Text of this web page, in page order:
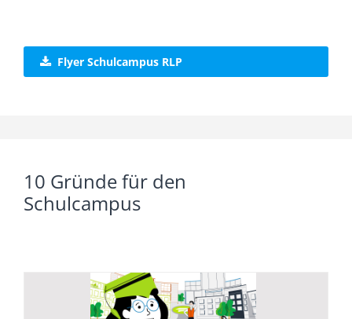
Flyer Schulcampus RLP
10 Gründe für den
Schulcampus